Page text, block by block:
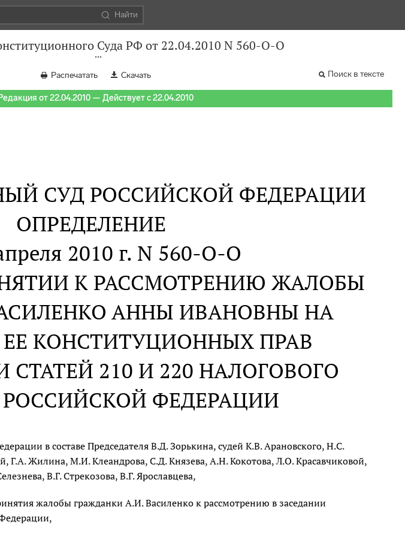
Найти
Суда РФ от 22.04.2010 N 560-О-О
Распечатать Скачать Поиск в тексте
от 22.04.2010 — Действует с 22.04.2010
СУД РОССИЙСКОЙ ФЕДЕРАЦИИ
ОПРЕДЕЛЕНИЕ
2010 г. N 560-О-О
К РАССМОТРЕНИЮ ЖАЛОБЫ
АННЫ ИВАНОВНЫ НА
КОНСТИТУЦИОННЫХ ПРАВ
210 И 220 НАЛОГОВОГО
РОССИЙСКОЙ ФЕДЕРАЦИИ
в составе Председателя В.Д. Зорькина, судей К.В. Арановского, Н.С.
Г.А. Жилина, М.И. Клеандрова, С.Д. Князева, А.Н. Кокотова, Л.О. Красавчиковой,
В.Г. Стрекозова, В.Г. Ярославцева,
жалобы гражданки А.И. Василенко к рассмотрению в заседании